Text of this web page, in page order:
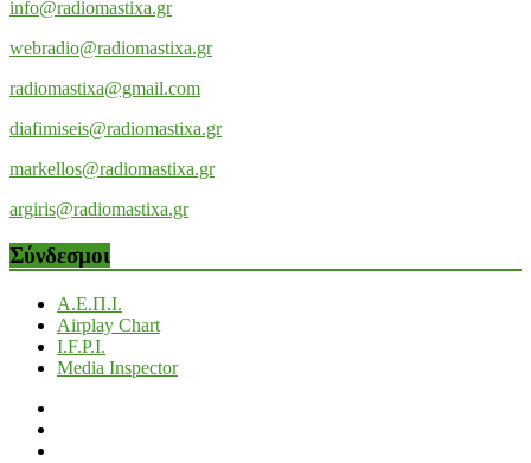
info@radiomastixa.gr
webradio@radiomastixa.gr
radiomastixa@gmail.com
diafimiseis@radiomastixa.gr
markellos@radiomastixa.gr
argiris@radiomastixa.gr
Σύνδεσμοι
Α.Ε.Π.Ι.
Airplay Chart
I.F.P.I.
Media Inspector